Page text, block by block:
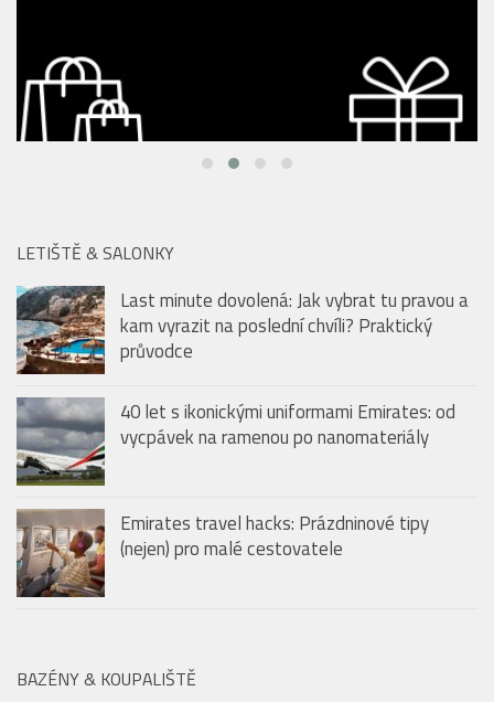
LETIŠTĚ & SALONKY
Last minute dovolená: Jak vybrat tu pravou a
kam vyrazit na poslední chvíli? Praktický
průvodce
40 let s ikonickými uniformami Emirates: od
vycpávek na ramenou po nanomateriály
Emirates travel hacks: Prázdninové tipy
(nejen) pro malé cestovatele
BAZÉNY & KOUPALIŠTĚ